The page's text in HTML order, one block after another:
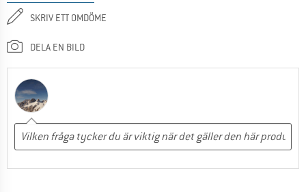
SKRIV ETT OMDÖME
DELA EN BILD